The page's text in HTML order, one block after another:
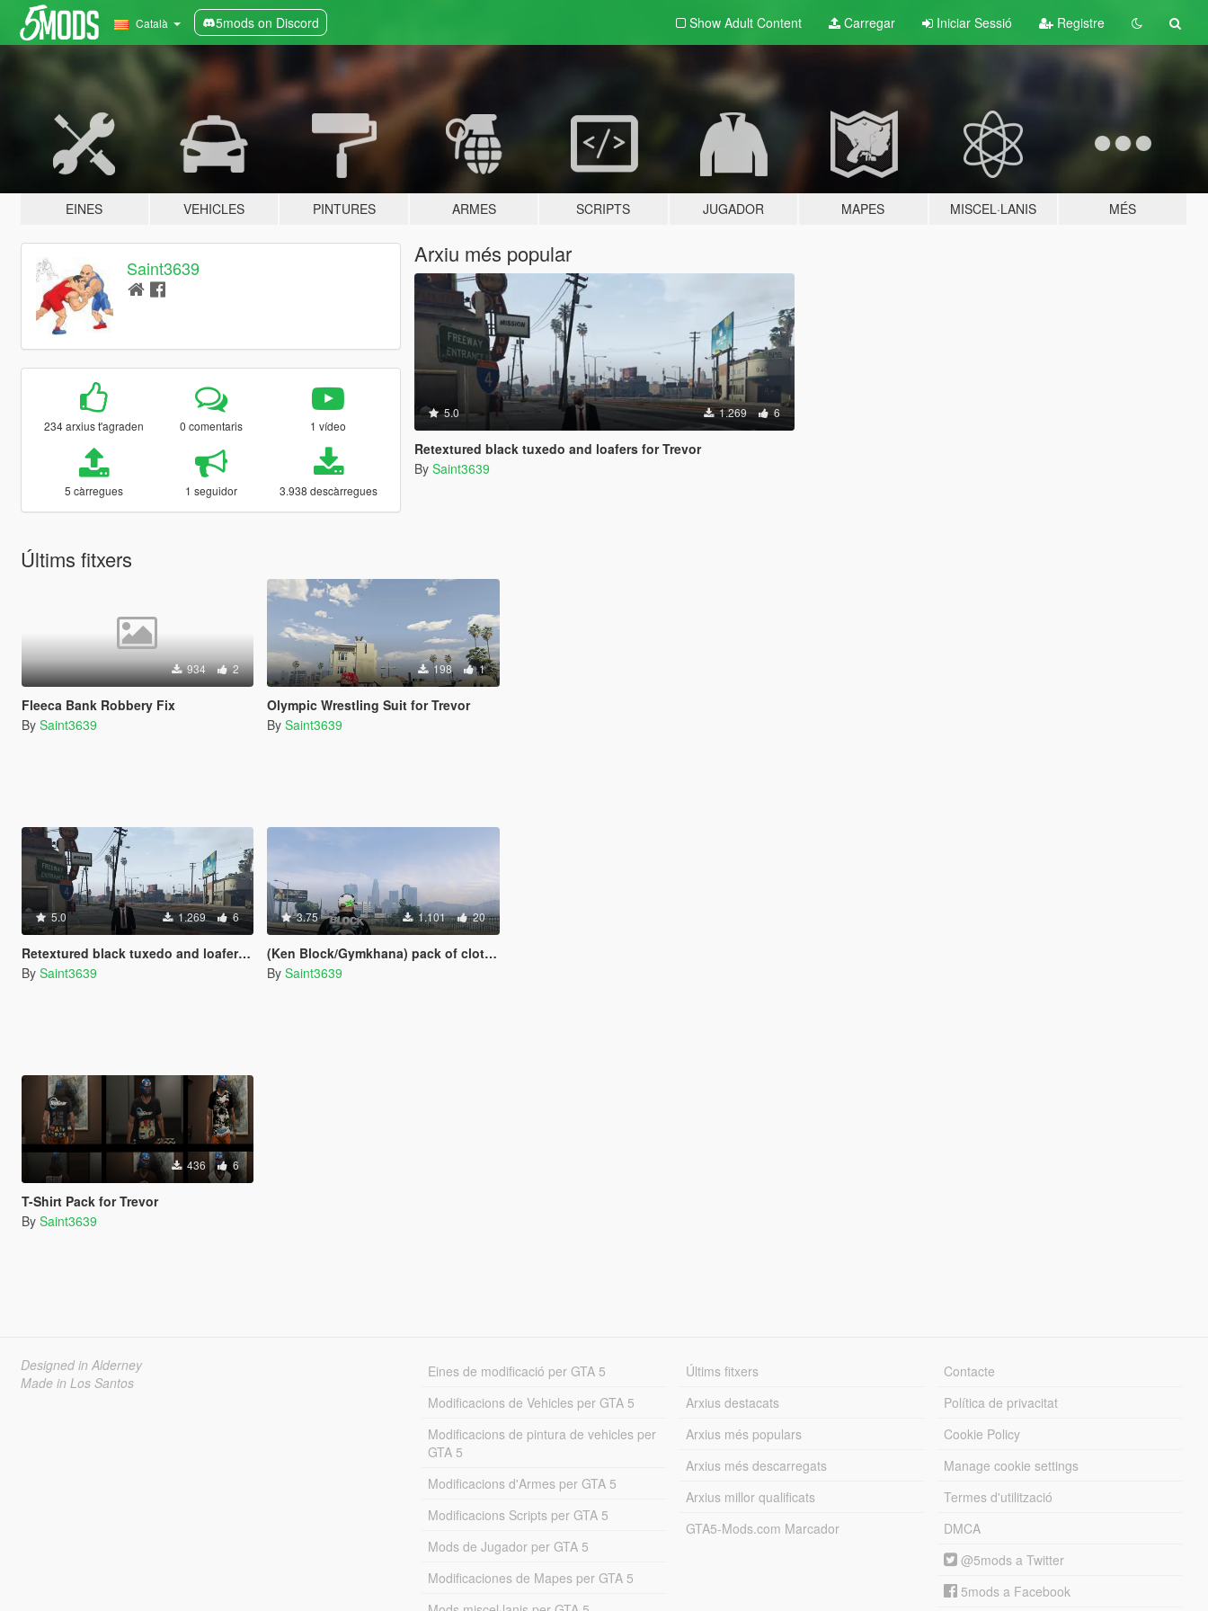
Català 5mods on Discord Show Adult Content Carregar Iniciar Sessió Registre
EINES VEHICLES PINTURES ARMES SCRIPTS JUGADOR MAPES MISCEL·LANIS MÉS
Saint3639
234 arxius t'agraden 0 comentaris 1 vídeo
5 càrregues 1 seguidor 3.938 descàrregues
Arxiu més popular
5.0 1.269 6
Retextured black tuxedo and loafers for Trevor
By Saint3639
Últims fitxers
934 2
Fleeca Bank Robbery Fix
By Saint3639
198 1
Olympic Wrestling Suit for Trevor
By Saint3639
5.0 1.269 6
Retextured black tuxedo and loafers for Trevor
By Saint3639
3.75 1.101 20
(Ken Block/Gymkhana) pack of clothes for Trevor
By Saint3639
436 6
T-Shirt Pack for Trevor
By Saint3639
Designed in Alderney
Made in Los Santos
Eines de modificació per GTA 5
Modificacions de Vehicles per GTA 5
Modificacions de pintura de vehicles per
GTA 5
Modificacions d'Armes per GTA 5
Modificacions Scripts per GTA 5
Mods de Jugador per GTA 5
Modificaciones de Mapes per GTA 5
Últims fitxers
Arxius destacats
Arxius més populars
Arxius més descarregats
Arxius millor qualificats
GTA5-Mods.com Marcador
Contacte
Política de privacitat
Cookie Policy
Manage cookie settings
Termes d'utilització
DMCA
@5mods a Twitter
5mods a Facebook